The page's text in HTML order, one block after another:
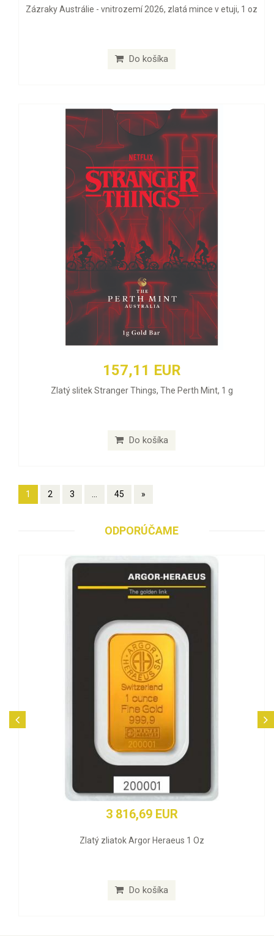
Zázraky Austrálie - vnitrozemí 2026, zlatá mince v etuji, 1 oz
Do košíka
157,11 EUR
Zlatý slitek Stranger Things, The Perth Mint, 1 g
Do košíka
1 2 3 ... 45 »
ODPORÚČAME
3 816,69 EUR
Zlatý zliatok Argor Heraeus 1 Oz
Do košíka